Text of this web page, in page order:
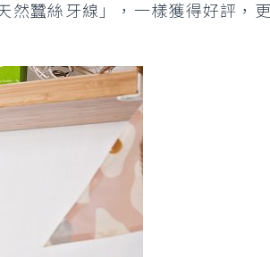
然蠶絲牙線」，一樣獲得好評，更